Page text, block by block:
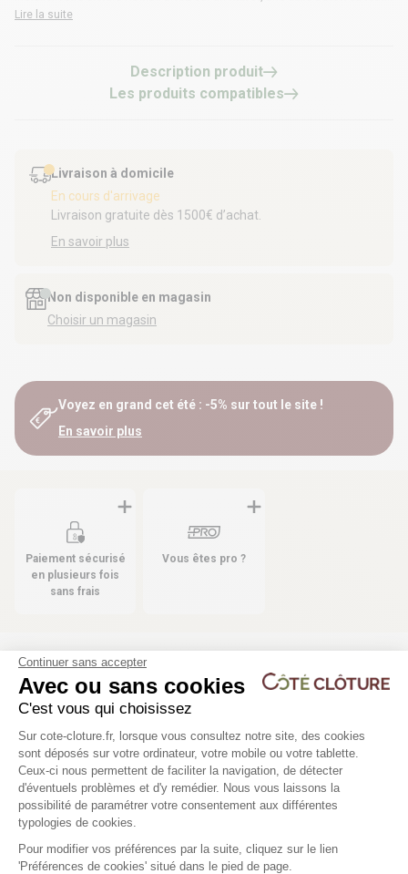
autre surface plane. Compatible avec l'ensemble de la gamme
parfaitement à votre clôture.
Lire la suite
Description produit
Les produits compatibles
Livraison à domicile
En cours d'arrivage
Livraison gratuite dès 1500€ d’achat.
En savoir plus
Non disponible en magasin
Choisir un magasin
Voyez en grand cet été : -5% sur tout le site !
En savoir plus
Paiement sécurisé
en plusieurs fois
sans frais
Vous êtes pro ?
Les produits compatibles
6 déclinaisons
Grillage rigide avec occultant
L2M00 - KOMBIFENCE
129,90 €
Plaque soubassement
L2m00 - KOMBIFENCE
23,84 €
Continuer sans accepter
Avec ou sans cookies
C'est vous qui choisissez
Plateforme de Gestion du
Sur cote-cloture.fr, lorsque vous consultez notre site, des cookies
sont déposés sur votre ordinateur, votre mobile ou votre tablette.
Ceux-ci nous permettent de faciliter la navigation, de détecter
d'éventuels problèmes et d'y remédier. Nous vous laissons la
possibilité de paramétrer votre consentement aux différentes
typologies de cookies.
Pour modifier vos préférences par la suite, cliquez sur le lien
'Préférences de cookies' situé dans le pied de page.
Axeptio consent